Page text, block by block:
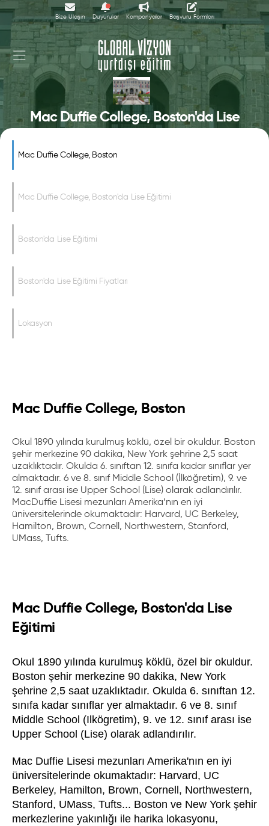
Bize Ulaşın Duyurular Kampanyalar Başvuru Formları
Mac Duffie College, Boston'da Lise
Mac Duffie College, Boston
Mac Duffie College, Boston'da Lise Eğitimi
Boston'da Lise Eğitimi
Boston'da Lise Eğitimi Fiyatları
Lokasyon
Mac Duffie College, Boston
Okul 1890 yılında kurulmuş köklü, özel bir okuldur. Boston
şehir merkezine 90 dakika, New York şehrine 2,5 saat
uzaklıktadır. Okulda 6. sınıftan 12. sınıfa kadar sınıflar yer
almaktadır. 6 ve 8. sınıf Middle School (İlköğretim), 9. ve
12. sınıf arası ise Upper School (Lise) olarak adlandırılır.
MacDuffie Lisesi mezunları Amerika’nın en iyi
üniversitelerinde okumaktadır: Harvard, UC Berkeley,
Hamilton, Brown, Cornell, Northwestern, Stanford,
UMass, Tufts.
Mac Duffie College, Boston'da Lise
Eğitimi
Okul 1890 yılında kurulmuş köklü, özel bir okuldur.
Boston şehir merkezine 90 dakika, New York
şehrine 2,5 saat uzaklıktadır. Okulda 6. sınıftan 12.
sınıfa kadar sınıflar yer almaktadır. 6 ve 8. sınıf
Middle School (Ilkögretim), 9. ve 12. sınıf arası ise
Upper School (Lise) olarak adlandırılır.
Mac Duffie Lisesi mezunları Amerika'nın en iyi
üniversitelerinde okumaktadır: Harvard, UC
Berkeley, Hamilton, Brown, Cornell, Northwestern,
Stanford, UMass, Tufts... Boston ve New York şehir
merkezlerine yakınlığı ile harika lokasyonu,